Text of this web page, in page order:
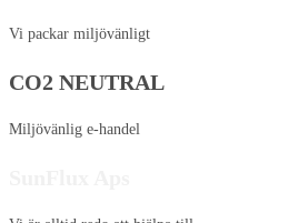
Vi packar miljövänligt
CO2 NEUTRAL
Miljövänlig e-handel